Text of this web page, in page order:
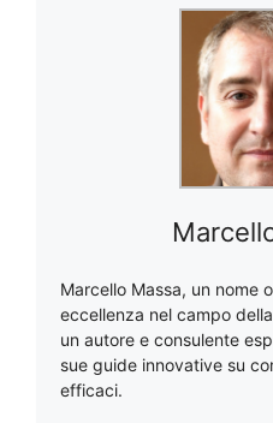
Marcello Massa, un nome
eccellenza nel campo
un autore e consulente
sue guide innovative su
efficaci.